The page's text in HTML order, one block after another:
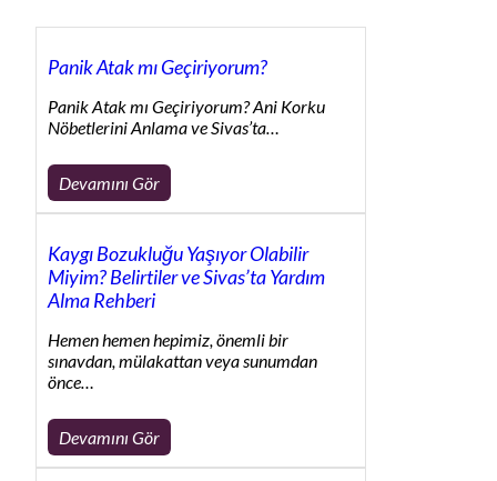
Panik Atak mı Geçiriyorum?
Panik Atak mı Geçiriyorum? Ani Korku
Nöbetlerini Anlama ve Sivas’ta…
Devamını Gör
Kaygı Bozukluğu Yaşıyor Olabilir
Miyim? Belirtiler ve Sivas’ta Yardım
Alma Rehberi
Hemen hemen hepimiz, önemli bir
sınavdan, mülakattan veya sunumdan
önce…
Devamını Gör